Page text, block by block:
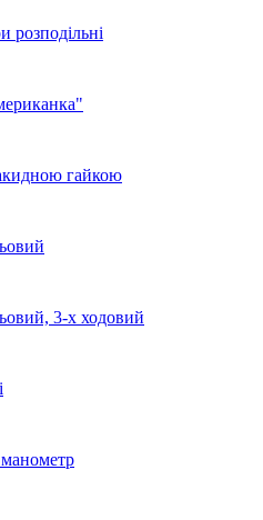
розподільні
гайкою
3-х ходовий